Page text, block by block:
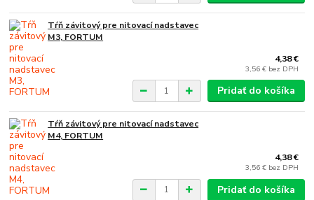
Tŕň závitový pre nitovací nadstavec
M3, FORTUM
4,38 €
3,56 € bez DPH
Pridať do košíka
Tŕň závitový pre nitovací nadstavec
M4, FORTUM
4,38 €
3,56 € bez DPH
Pridať do košíka